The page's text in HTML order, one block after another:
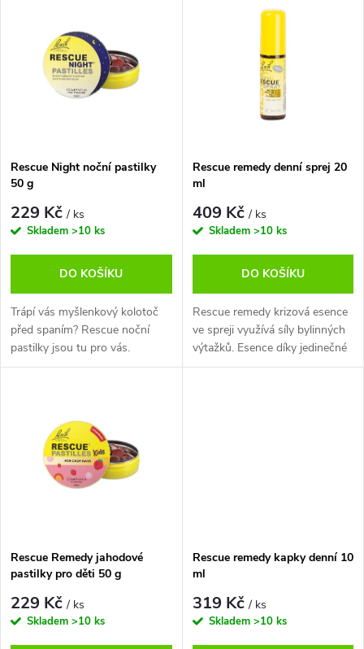
p
r
o
d
u
Nejprodávanější
s
p
r
d
u
Rescue Night noční pastilky
50 g
229 Kč/ ks
Skladem >10 ks
DO KOŠÍKU
Trápí vás myšlenkový kolotoč
před spaním? Rescue noční
pastilky jsou tu pro vás.
Unikátní směs Bachových
Rescue remedy denní sprej 20
ml
409 Kč/ ks
Skladem >10 ks
DO KOŠÍKU
Rescue remedy krizová esence
ve spreji využívá síly bylinných
výtažků. Esence díky jedinečné
kombinaci bylinek uklidňuje
Rescue Remedy jahodové
pastilky pro děti 50 g
229 Kč/ ks
Skladem >10 ks
Rescue remedy kapky denní 10
ml
319 Kč/ ks
Skladem >10 ks